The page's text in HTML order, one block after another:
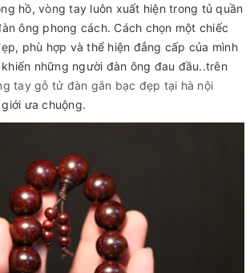
hồ, vòng tay luôn xuất hiện trong tủ quần
ông phong cách. Cách chọn một chiếc
phù hợp và thể hiện đẳng cấp của mình
những người đàn ông đau đầu..trên
tay gỗ tử đàn gắn bạc đẹp tại hà nội
ưa chuộng.